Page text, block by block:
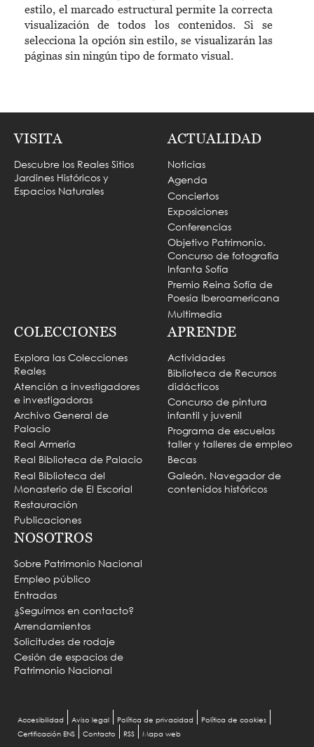
estilo, el marcado estructural permite la correcta
visualización de todos los contenidos. Si se
selecciona la opción sin estilo, se visualizarán las
páginas sin ningún tipo de formato visual.
VISITA
Descubre los Reales Sitios
Jardines Históricos y
Espacios Naturales
ACTUALIDAD
Noticias
Agenda
Conciertos
Exposiciones
Conferencias
Objetivo Patrimonio.
Concurso de fotografía
Infanta Sofía
Premio Reina Sofía de
Poesía Iberoamericana
Multimedia
COLECCIONES
Explora las Colecciones
Reales
Atención a investigadores
e investigadoras
Archivo General de
Palacio
Real Armería
Real Biblioteca de Palacio
Real Biblioteca del
Monasterio de El Escorial
Restauración
Publicaciones
APRENDE
Actividades
Biblioteca de Recursos
didácticos
Concurso de pintura
infantil y juvenil
Programa de escuelas
taller y talleres de empleo
Becas
Galeón. Navegador de
contenidos históricos
NOSOTROS
Sobre Patrimonio Nacional
Empleo público
Entradas
¿Seguimos en contacto?
Arrendamientos
Solicitudes de rodaje
Cesión de espacios de
Patrimonio Nacional
Menu
Accesibilidad Aviso legal Política de privacidad
Política de cookies
Certificación ENS
Contacto RSS Mapa web